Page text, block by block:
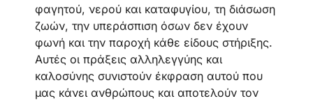
φαγητού, νερού και καταφυγίου, τη διάσωση
ζωών, την υπεράσπιση όσων δεν έχουν
φωνή και την παροχή κάθε είδους στήριξης.
Αυτές οι πράξεις αλληλεγγύης και
καλοσύνης συνιστούν έκφραση αυτού που
μας κάνει ανθρώπους και αποτελούν τον